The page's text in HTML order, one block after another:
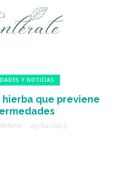
Y NOTICIAS
hierba que previene
25/04/2023